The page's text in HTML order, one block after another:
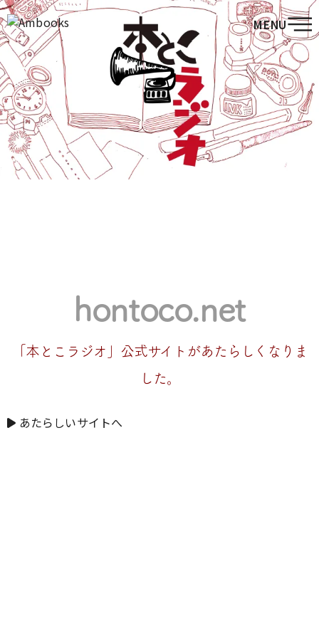
MENU
hontoco.net
「本とこラジオ」公式サイトがあたらしくなりま
した。
あたらしいサイトへ